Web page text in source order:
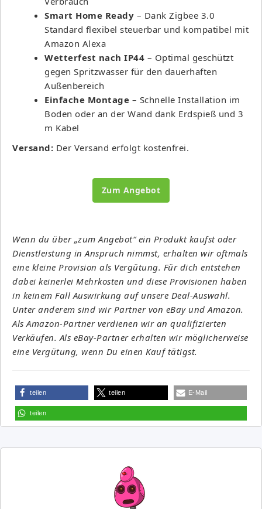
Smart Home Ready – Dank Zigbee 3.0
Standard flexibel steuerbar und kompatibel mit
Amazon Alexa
Wetterfest nach IP44 – Optimal geschützt
gegen Spritzwasser für den dauerhaften
Außenbereich
Einfache Montage – Schnelle Installation im
Boden oder an der Wand dank Erdspieß und 3
m Kabel
Versand: Der Versand erfolgt kostenfrei.
Zum Angebot
Wenn du über „zum Angebot“ ein Produkt kaufst oder
Dienstleistung in Anspruch nimmst, erhalten wir oftmals
eine kleine Provision als Vergütung. Für dich entstehen
dabei keinerlei Mehrkosten und diese Provisionen haben
in keinem Fall Auswirkung auf unsere Deal-Auswahl.
Unter anderem sind wir Partner von eBay und Amazon.
Als Amazon-Partner verdienen wir an qualifizierten
Verkäufen. Als eBay-Partner erhalten wir möglicherweise
eine Vergütung, wenn Du einen Kauf tätigst.
teilen teilen E-Mail
teilen